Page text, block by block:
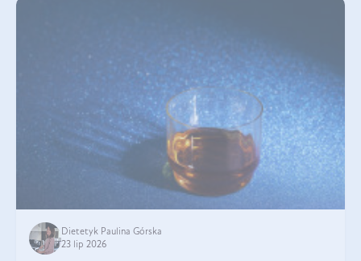
Dietetyk Paulina Górska
23 lip 2026